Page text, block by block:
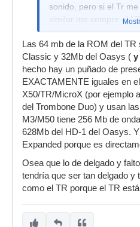
sonido, pero si el Tr
similar me compre el
familia Triton). Creo
quizas no he indagado
(efectos, sintesis, etc) y
de los teclados que
he tratado con ellos.
Las 64 mb de la ROM del TR
Classic y 32Mb del Oasys ( y
hecho hay un puñado de
EXACTAMENTE iguales en
X50/TR/MicroX (por ejemplo
del Trombone Duo) y usan
M3/M50 tiene 256 Mb de
628Mb del HD-1 del Oasys.
Expanded porque es
Osea que lo de delgado y
tendría que ser tan delgado y
como el TR porque el TR